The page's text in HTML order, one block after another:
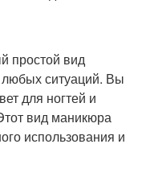
простой вид
ситуаций. Вы
для ногтей и
вид маникюра
использования и